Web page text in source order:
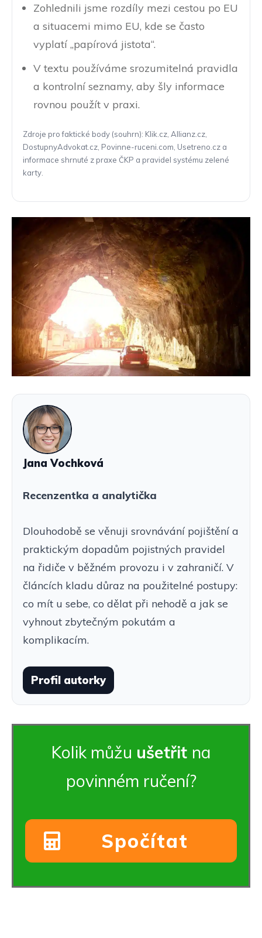
Zohlednili jsme rozdíly mezi cestou po EU
a situacemi mimo EU, kde se často
vyplatí „papírová jistota“.
V textu používáme srozumitelná pravidla
a kontrolní seznamy, aby šly informace
rovnou použít v praxi.
Zdroje pro faktické body (souhrn): Klik.cz, Allianz.cz,
DostupnyAdvokat.cz, Povinne-ruceni.com, Usetreno.cz a
informace shrnuté z praxe ČKP a pravidel systému zelené
karty.
Jana Vochková
Recenzentka a analytička
Dlouhodobě se věnuji srovnávání pojištění a
praktickým dopadům pojistných pravidel
na řidiče v běžném provozu i v zahraničí. V
článcích kladu důraz na použitelné postupy:
co mít u sebe, co dělat při nehodě a jak se
vyhnout zbytečným pokutám a
komplikacím.
Profil autorky
Kolik můžu ušetřit na
povinném ručení?
Spočítat